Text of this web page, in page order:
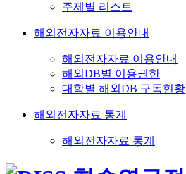
주제별 리스트
해외전자자료 이용안내
해외전자자료 이용안내
해외DB별 이용권한
대학별 해외DB 구독현황
해외전자자료 통계
해외전자자료 통계